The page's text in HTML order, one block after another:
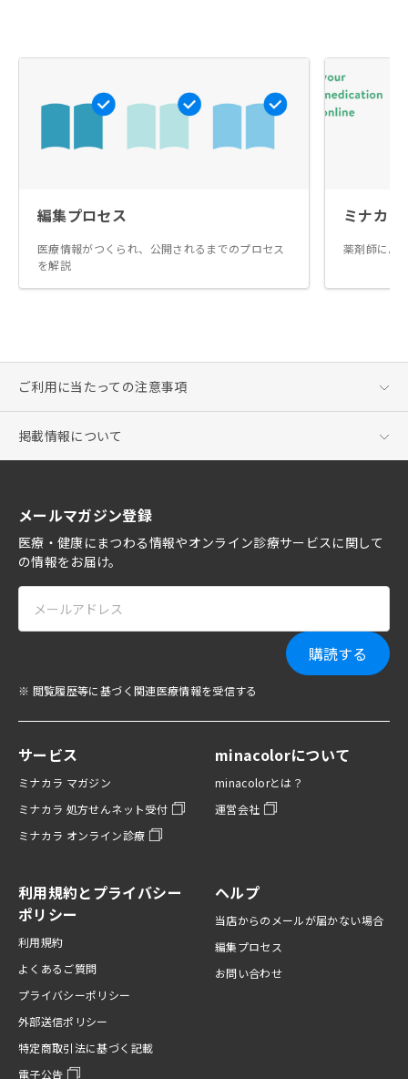
編集プロセス
医療情報がつくられ、公開されるまでのプロセス
を解説
ミナカ
薬剤師によ
ご利用に当たっての注意事項
掲載情報について
メールマガジン登録
医療・健康にまつわる情報やオンライン診療サービスに関して
の情報をお届け。
購読する
※ 閲覧履歴等に基づく関連医療情報を受信する
サービス
ミナカラ マガジン
ミナカラ 処方せんネット受付
ミナカラ オンライン診療
minacolorについて
minacolorとは？
運営会社
利用規約とプライバシー
ポリシー
利用規約
よくあるご質問
プライバシーポリシー
外部送信ポリシー
特定商取引法に基づく記載
電子公告
ヘルプ
当店からのメールが届かない場合
編集プロセス
お問い合わせ